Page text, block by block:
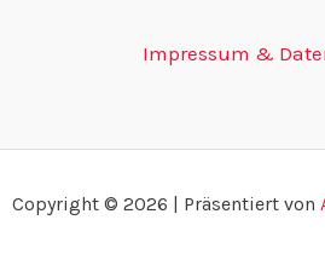
Impressum &
Copyright © 2026 | Präsentiert von